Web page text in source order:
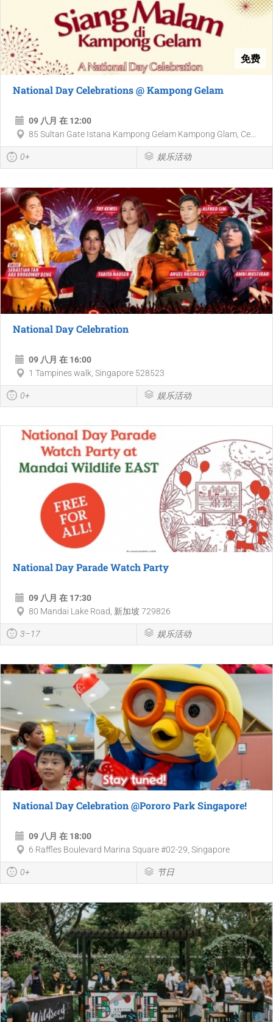
免费
National Day Celebrations @ Kampong Gelam
09 八月 在 12:00
85 Sultan Gate Istana Kampong Gelam Kampong Glam, Ce...
0+ 娱乐活动
National Day Celebration
09 八月 在 16:00
1 Tampines walk, Singapore 528523
0+ 娱乐活动
National Day Parade Watch Party
09 八月 在 17:30
80 Mandai Lake Road, 新加坡 729826
3–17 娱乐活动
National Day Celebration @Pororo Park Singapore!
09 八月 在 18:00
6 Raffles Boulevard Marina Square #02-29, Singapore
0+ 节日